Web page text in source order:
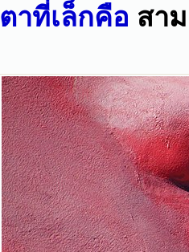
ตาที่เล็กคือ สา